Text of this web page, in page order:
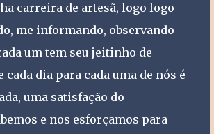
carreira de artesã, logo logo
me informando, observando
um tem seu jeitinho de
dia para cada uma de nós é
uma satisfação do
e nos esforçamos para